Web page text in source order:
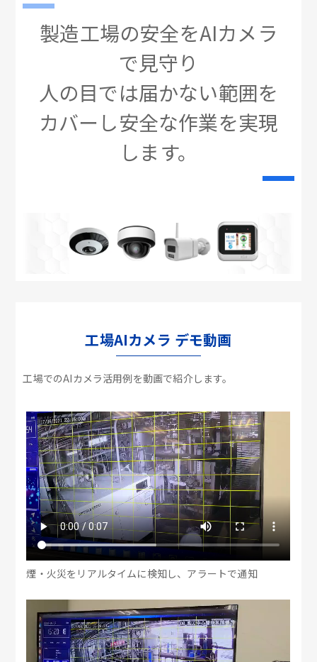
製造工場の安全をAIカメラ
で見守り
人の目では届かない範囲を
カバーし安全な作業を実現
します。
工場AIカメラ デモ動画
工場でのAIカメラ活用例を動画で紹介します。
煙・火災をリアルタイムに検知し、アラートで通知